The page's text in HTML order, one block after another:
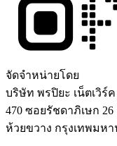
จัดจำหน่ายโดย
บริษัท พรปิยะ เน็ตเวิร์
470 ซอยรัชดาภิเษก
ห้วยขวาง กรุงเทพมหา